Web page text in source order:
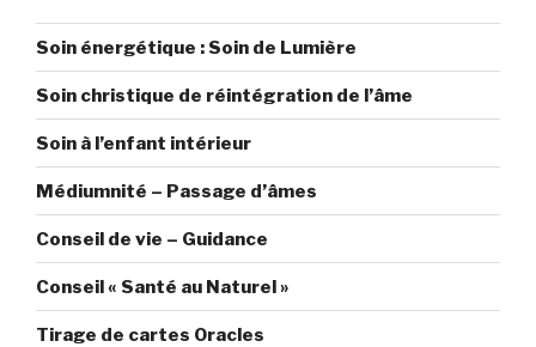
Soin énergétique : Soin de Lumière
Soin christique de réintégration de l’âme
Soin à l’enfant intérieur
Médiumnité – Passage d’âmes
Conseil de vie – Guidance
Conseil « Santé au Naturel »
Tirage de cartes Oracles